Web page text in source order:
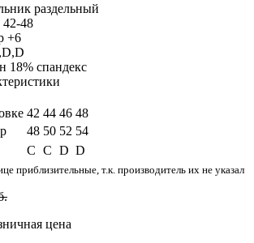
раздельный
48
+6
18% спандекс
42 44 46 48
48 50 52 54
C С D D
приблизительные, т.к. производитель их не указал
цена